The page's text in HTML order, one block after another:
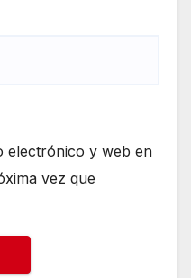
electrónico y web en
vez que